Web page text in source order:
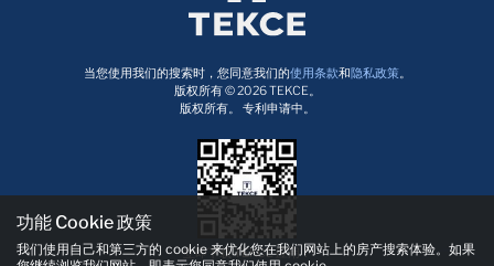
当您使用我们的搜索时，您同意我们的使用条款和隐私政策。
版权所有 © 2026 TEKCE。
版权所有。 专利申请中。
立即下载 TEKCE 应用！
功能 Cookie 政策
我们使用自己和第三方的 cookie 来优化您在我们网站上的房产搜索体验。如果